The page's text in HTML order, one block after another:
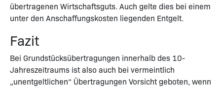
übertragenen Wirtschaftsguts. Auch gelte dies bei einem
unter den Anschaffungskosten liegenden Entgelt.
Fazit
Bei Grundstücksübertragungen innerhalb des 10-
Jahreszeitraums ist also auch bei vermeintlich
„unentgeltlichen“ Übertragungen Vorsicht geboten, wenn